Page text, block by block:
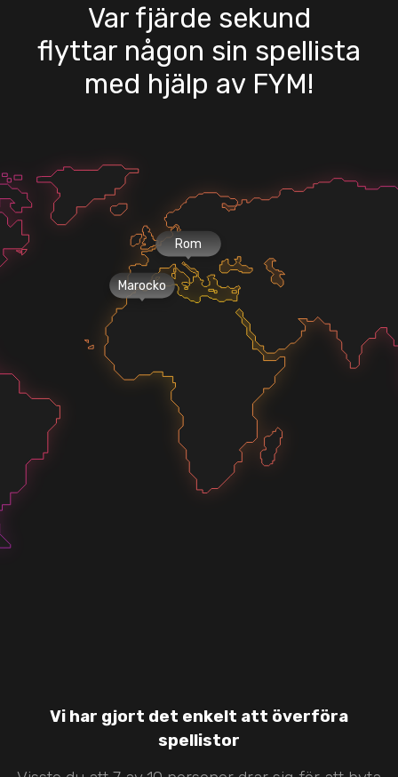
Var fjärde sekund
flyttar någon sin spellista
med hjälp av FYM!
Marocko
Rom
Vi har gjort det enkelt att överföra
spellistor